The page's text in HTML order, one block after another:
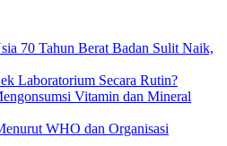
70 Tahun Berat Badan Sulit Naik,
Laboratorium Secara Rutin?
Vitamin dan Mineral
WHO dan Organisasi